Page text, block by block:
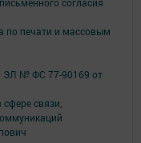
по печати и массовым
ЭЛ № ФС 77-90169 от
связи,